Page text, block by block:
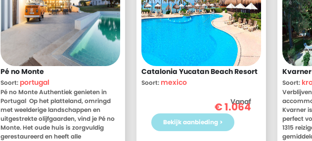
Pé no Monte
Soort: portugal
Pé no Monte Authentiek genieten in
Portugal Op het platteland, omringd
met weelderige landschappen en
uitgestrekte olijfgaarden, vind je Pé no
Monte. Het oude huis is zorgvuldig
gerestaureerd en heeft alle
Catalonia Yucatan Beach Resort
Soort: mexico
Vanaf
€1.064
Bekijk aanbieding >
Kvarner
Soort:
Kvarner
perfect
1315